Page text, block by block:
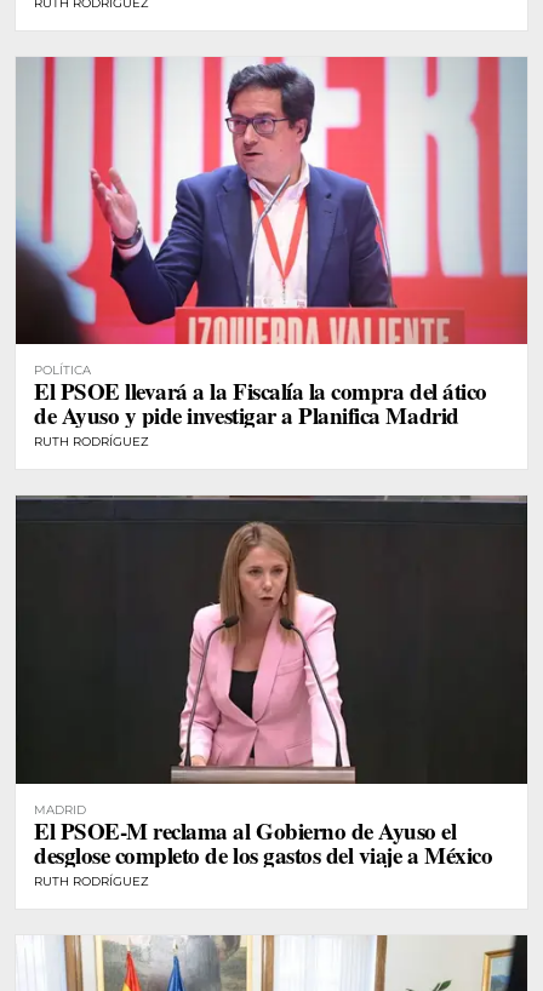
POLÍTICA
El PSOE llevará a la Fiscalía la compra del ático
de Ayuso y pide investigar a Planifica Madrid
RUTH RODRÍGUEZ
MADRID
El PSOE-M reclama al Gobierno de Ayuso el
desglose completo de los gastos del viaje a México
RUTH RODRÍGUEZ